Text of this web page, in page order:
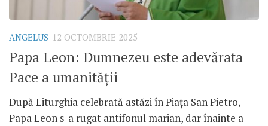
ANGELUS 12 OCTOMBRIE 2025
Papa Leon: Dumnezeu este adevărata
Pace a umanității
După Liturghia celebrată astăzi în Piața San Pietro,
Papa Leon s-a rugat antifonul marian, dar înainte a